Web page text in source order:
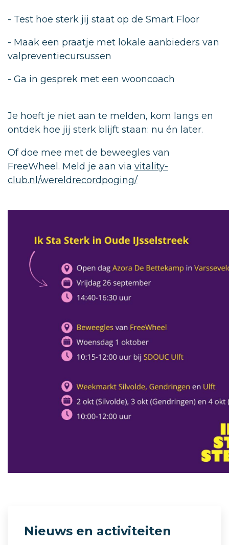
- Test hoe sterk jij staat op de Smart Floor
- Maak een praatje met lokale aanbieders van
valpreventiecursussen
- Ga in gesprek met een wooncoach
Je hoeft je niet aan te melden, kom langs en
ontdek hoe jij sterk blijft staan: nu én later.
Of doe mee met de beweegles van
FreeWheel. Meld je aan via vitality-
club.nl/wereldrecordpoging/
Nieuws en activiteiten